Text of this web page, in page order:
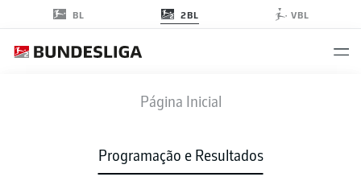
BL 2BL VBL
Página Inicial
Programação e Resultados
F95 FCM
2 1